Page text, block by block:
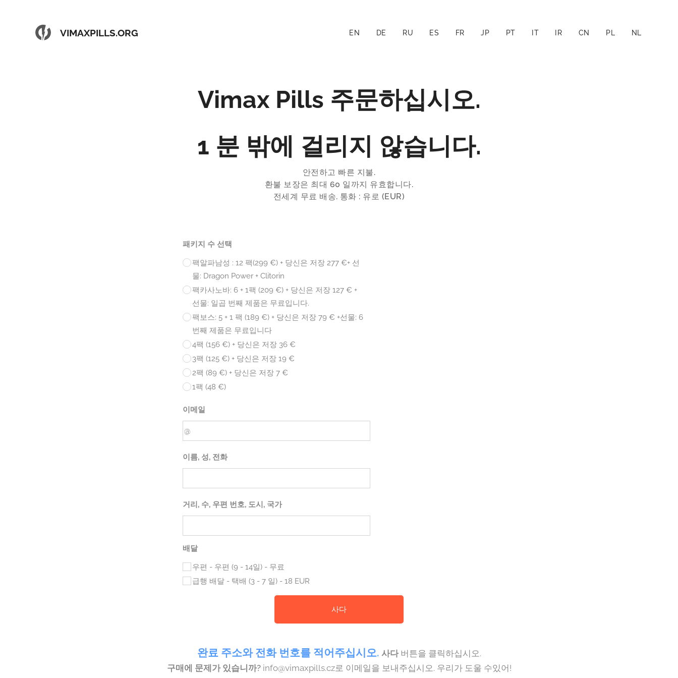
VIMAXPILLS.ORG EN DE RU ES FR JP PT IT IR CN PL NL
Vimax Pills 주문하십시오.
1 분 밖에 걸리지 않습니다.
안전하고 빠른 지불.
환불 보장은 최대 60 일까지 유효합니다.
전세계 무료 배송. 통화 : 유로 (EUR)
패키지 수 선택
팩알파남성 : 12 팩(299 €) + 당신은 저장 277 €+ 선
물: Dragon Power + Clitorin
팩카사노바: 6 + 1팩 (209 €) + 당신은 저장 127 € +
선물: 일곱 번째 제품은 무료입니다.
팩보스: 5 + 1 팩 (189 €) + 당신은 저장 79 € +선물: 6
번째 제품은 무료입니다
4팩 (156 €) + 당신은 저장 36 €
3팩 (125 €) + 당신은 저장 19 €
2팩 (89 €) + 당신은 저장 7 €
1팩 (48 €)
이메일
이름, 성, 전화
거리, 수, 우편 번호, 도시, 국가
배달
우편 - 우편 (9 - 14일) - 무료
급행 배달 - 택배 (3 - 7 일) - 18 EUR
사다
완료 주소와 전화 번호를 적어주십시오. 사다버튼을 클릭하십시오.
구매에 문제가 있습니까?info@vimaxpills.cz로 이메일을 보내주십시오. 우리가 도울 수있어!